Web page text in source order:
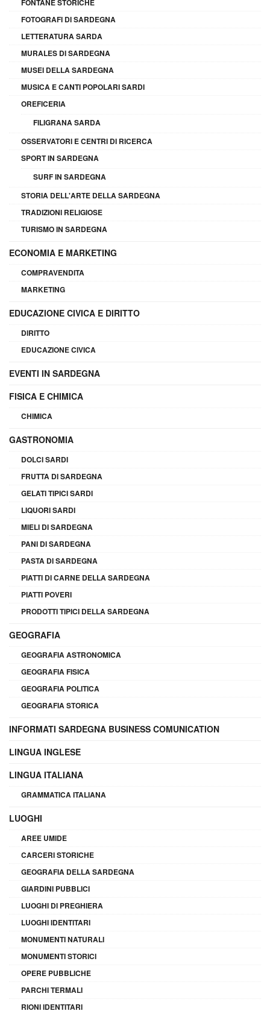
FONTANE STORICHE
FOTOGRAFI DI SARDEGNA
LETTERATURA SARDA
MURALES DI SARDEGNA
MUSEI DELLA SARDEGNA
MUSICA E CANTI POPOLARI SARDI
OREFICERIA
FILIGRANA SARDA
OSSERVATORI E CENTRI DI RICERCA
SPORT IN SARDEGNA
SURF IN SARDEGNA
STORIA DELL'ARTE DELLA SARDEGNA
TRADIZIONI RELIGIOSE
TURISMO IN SARDEGNA
ECONOMIA E MARKETING
COMPRAVENDITA
MARKETING
EDUCAZIONE CIVICA E DIRITTO
DIRITTO
EDUCAZIONE CIVICA
EVENTI IN SARDEGNA
FISICA E CHIMICA
CHIMICA
GASTRONOMIA
DOLCI SARDI
FRUTTA DI SARDEGNA
GELATI TIPICI SARDI
LIQUORI SARDI
MIELI DI SARDEGNA
PANI DI SARDEGNA
PASTA DI SARDEGNA
PIATTI DI CARNE DELLA SARDEGNA
PIATTI POVERI
PRODOTTI TIPICI DELLA SARDEGNA
GEOGRAFIA
GEOGRAFIA ASTRONOMICA
GEOGRAFIA FISICA
GEOGRAFIA POLITICA
GEOGRAFIA STORICA
INFORMATI SARDEGNA BUSINESS COMUNICATION
LINGUA INGLESE
LINGUA ITALIANA
GRAMMATICA ITALIANA
LUOGHI
AREE UMIDE
CARCERI STORICHE
GEOGRAFIA DELLA SARDEGNA
GIARDINI PUBBLICI
LUOGHI DI PREGHIERA
LUOGHI IDENTITARI
MONUMENTI NATURALI
MONUMENTI STORICI
OPERE PUBBLICHE
PARCHI TERMALI
RIONI IDENTITARI